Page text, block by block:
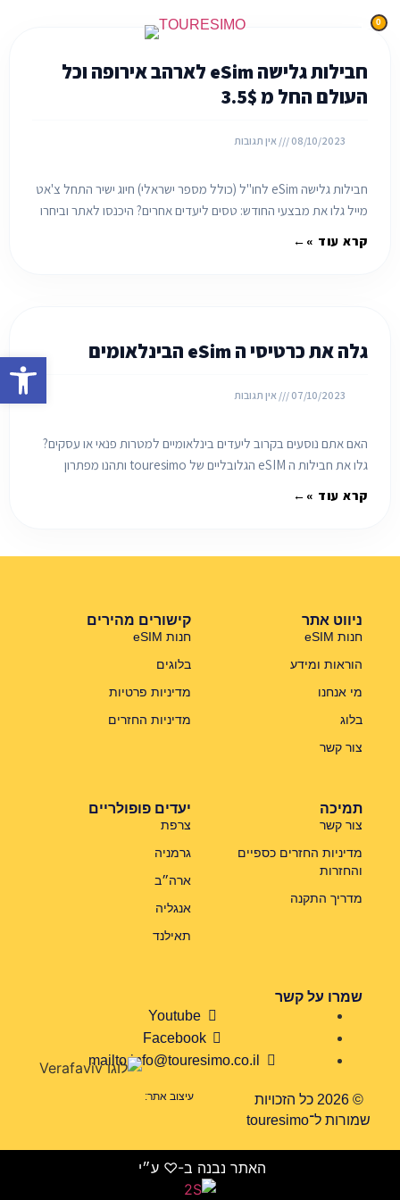
0
חבילות גלישה eSim לארהב אירופה וכל
העולם החל מ 3.5$
08/10/2023 אין תגובות
חבילות גלישה eSim לחו"ל (כולל מספר ישראלי) חיוג ישיר התחל צ'אט
מייל גלו את מבצעי החודש: טסים ליעדים אחרים? היכנסו לאתר וביחרו
קרא עוד »
גלה את כרטיסי ה eSim הבינלאומים
07/10/2023 אין תגובות
האם אתם נוסעים בקרוב ליעדים בינלאומיים למטרות פנאי או עסקים?
גלו את חבילות ה eSIM הגלובליים של touresimo ותהנו מפתרון
קרא עוד »
ניווט אתר
חנות eSIM
הוראות ומידע
מי אנחנו
בלוג
צור קשר
קישורים מהירים
חנות eSIM
בלוגים
מדיניות פרטיות
מדיניות החזרים
תמיכה
צור קשר
מדיניות החזרים כספיים
והחזרות
מדריך התקנה
יעדים פופולריים
צרפת
גרמניה
ארה״ב
אנגליה
תאילנד
שמרו על קשר
Youtube
Facebook
mailto:info@touresimo.co.il
© 2026 כל הזכויות
שמורות ל־touresimo
עיצוב אתר:
האתר נבנה ב-♡ ע״י